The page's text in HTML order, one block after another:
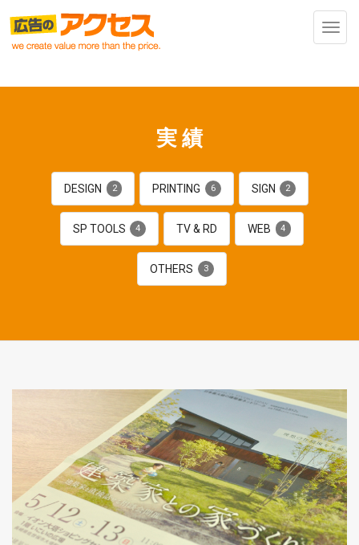
実績
2
DESIGN 6
PRINTING 2
SIGN
4
SP TOOLS TV & RD 4
WEB
3
OTHERS